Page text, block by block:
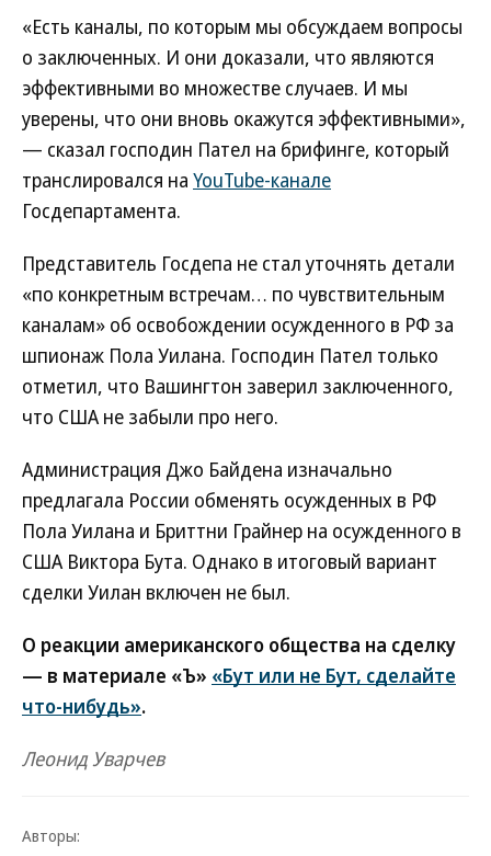
«Есть каналы, по которым мы обсуждаем вопросы
о заключенных. И они доказали, что являются
эффективными во множестве случаев. И мы
уверены, что они вновь окажутся эффективными»,
— сказал господин Пател на брифинге, который
транслировался на YouTube-канале
Госдепартамента.
Представитель Госдепа не стал уточнять детали
«по конкретным встречам… по чувствительным
каналам» об освобождении осужденного в РФ за
шпионаж Пола Уилана. Господин Пател только
отметил, что Вашингтон заверил заключенного,
что США не забыли про него.
Администрация Джо Байдена изначально
предлагала России обменять осужденных в РФ
Пола Уилана и Бриттни Грайнер на осужденного в
США Виктора Бута. Однако в итоговый вариант
сделки Уилан включен не был.
О реакции американского общества на сделку
— в материале «Ъ» «Бут или не Бут, сделайте
что-нибудь».
Леонид Уварчев
Авторы: